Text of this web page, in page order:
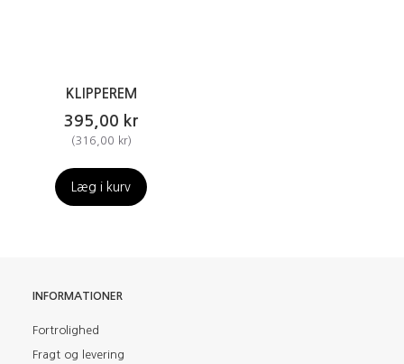
KLIPPEREM
395,00 kr
(316,00 kr)
Læg i kurv
INFORMATIONER
Fortrolighed
Fragt og levering